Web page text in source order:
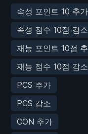
속성 포인트 10 추가
속성 점수 10점 감소
재능 포인트 10점
재능 점수 10점 감소
PCS 추가
PCS 감소
CON 추가